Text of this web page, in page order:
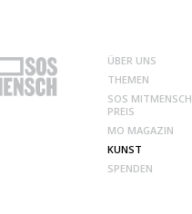
ÜBER UNS
THEMEN
SOS MITMENSCH
PREIS
MO MAGAZIN
KUNST
SPENDEN